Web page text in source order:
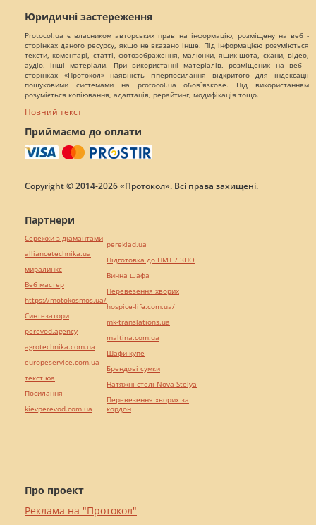
Юридичні застереження
Protocol.ua є власником авторських прав на інформацію, розміщену на веб -
сторінках даного ресурсу, якщо не вказано інше. Під інформацією розуміються
тексти, коментарі, статті, фотозображення, малюнки, ящик-шота, скани, відео,
аудіо, інші матеріали. При використанні матеріалів, розміщених на веб -
сторінках «Протокол» наявність гіперпосилання відкритого для індексації
пошуковими системами на protocol.ua обов`язкове. Під використанням
розуміється копіювання, адаптація, рерайтинг, модифікація тощо.
Повний текст
Приймаємо до оплати
Copyright © 2014-2026 «Протокол». Всі права захищені.
Про проект
Реклама на "Протокол"
Партнери
Сережки з діамантами
alliancetechnika.ua
миралинкс
Веб мастер
https://motokosmos.ua/
Синтезатори
perevod.agency
agrotechnika.com.ua
europeservice.com.ua
текст юа
Посилання
kievperevod.com.ua
pereklad.ua
Підготовка до НМТ / ЗНО
Винна шафа
Перевезення хворих
hospice-life.com.ua/
mk-translations.ua
maltina.com.ua
Шафи купе
Брендові сумки
Натяжні стелі Nova Stelya
Перевезення хворих за
кордон